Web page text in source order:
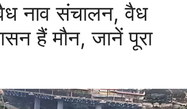
नाव संचालन, वैध
हैं मौन, जानें पूरा